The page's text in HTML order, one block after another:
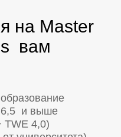
на Master
вам
6,5 и выше
TWE 4,0)